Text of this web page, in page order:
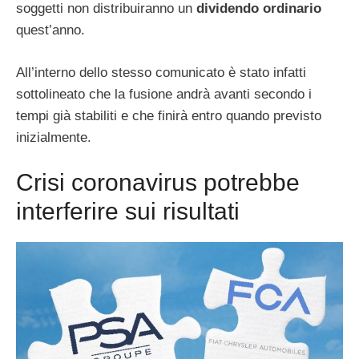
soggetti non distribuiranno un dividendo ordinario
quest’anno.
All’interno dello stesso comunicato è stato infatti
sottolineato che la fusione andrà avanti secondo i
tempi già stabiliti e che finirà entro quando previsto
inizialmente.
Crisi coronavirus potrebbe
interferire sui risultati